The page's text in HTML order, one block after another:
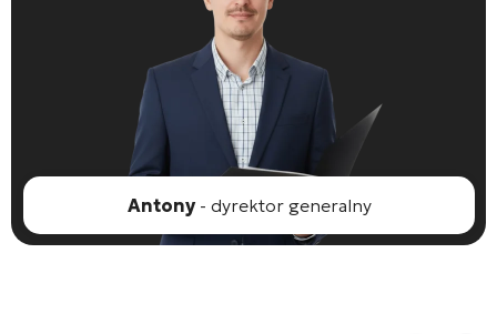
Antony- dyrektor generalny